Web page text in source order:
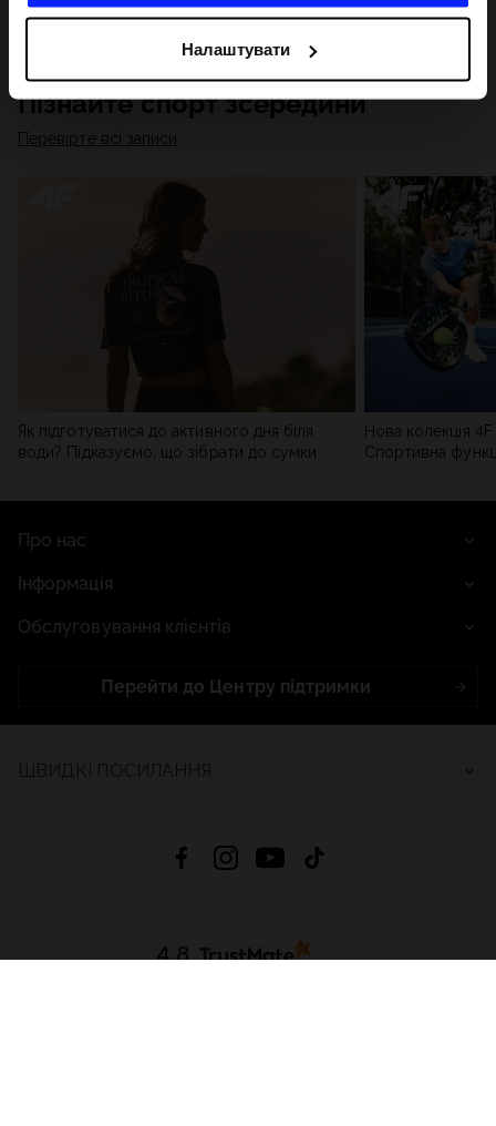
послуг.З вашої згоди ми також можемо ділитися
з метою націлювання та покращення відображення
відповідної онлайн-реклами, проведення аналітики,
відповідності вмісту та вдосконалення рішень, які
пропонують наші партнери (наприклад, соціальні
мережі). Детальну інформацію можна знайти в нашій
та в розділі «Деталі».
Налаштувати
Пізнайте спорт зсередини
Перевірте всі записи
Як підготуватися до активного дня біля
води? Підказуємо, що зібрати до сумки
Нова колекція
Спортивна
Про нас
Інформація
Обслуговування клієнтів
Перейти до Центру підтримки
4.8